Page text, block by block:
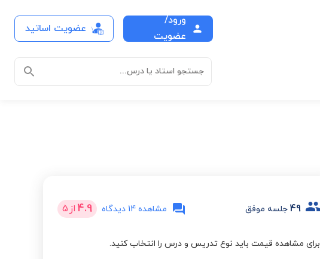
ورود/
عضویت
عضویت اساتید
جستجو استاد یا درس...
49 جلسه موفق مشاهده 14 دیدگاه 4.9 از 5
برای مشاهده قیمت باید نوع تدریس و درس را انتخاب کنید.